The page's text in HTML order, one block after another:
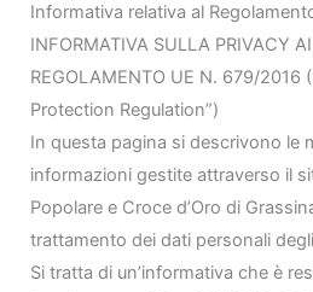
Informativa relativa al
INFORMATIVA SULLA PRIVACY AI
REGOLAMENTO UE N. 679/2016
Protection Regulation”)
In questa pagina si descrivono le
informazioni gestite attraverso il
Popolare e Croce d’Oro di
trattamento dei dati personali
Si tratta di un’informativa che è